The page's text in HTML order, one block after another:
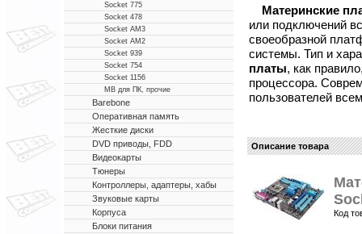
Socket 775
Socket 478
Socket AM3
Socket AM2
Socket 939
Socket 754
Socket 1156
MB для ПК, прочие
Barebone
Оперативная память
Жесткие диски
DVD приводы, FDD
Видеокарты
Тюнеры
Контроллеры, адаптеры, хабы
Звуковые карты
Корпуса
Блоки питания
Материнские
или подключений
своеобразной
системы. Тип и
платы, как
процессора.
пользователей
Описание товара
Код